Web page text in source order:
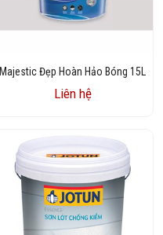
Majestic Đẹp Hoàn Hảo Bóng 15L
Liên hệ